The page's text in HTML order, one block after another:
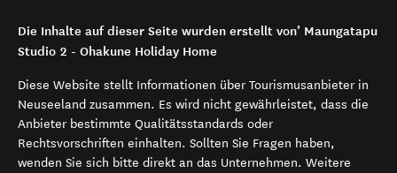
Die Inhalte auf dieser Seite wurden erstellt von’ Maungatapu
Studio 2 - Ohakune Holiday Home
Diese Website stellt Informationen über Tourismusanbieter in
Neuseeland zusammen. Es wird nicht gewährleistet, dass die
Anbieter bestimmte Qualitätsstandards oder
Rechtsvorschriften einhalten. Sollten Sie Fragen haben,
wenden Sie sich bitte direkt an das Unternehmen. Weitere